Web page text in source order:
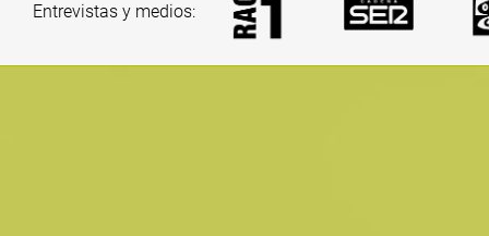
Entrevistas y medios: